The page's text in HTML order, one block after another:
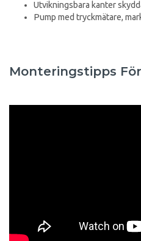
Utvikningsbara kanter
Pump med tryckmätare,
Monteringstipps